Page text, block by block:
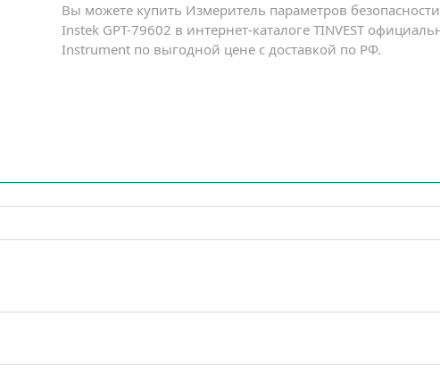
Вы можете купить Измеритель параметров
Instek GPT-79602 в интернет-каталоге TINVEST
Instrument по выгодной цене с доставкой по РФ.